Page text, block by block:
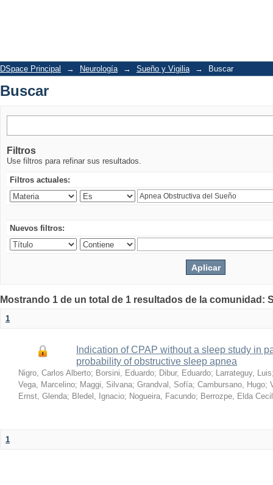
DSpace Principal → Neurología → Sueño y Vigilia → Buscar
Buscar
Filtros
Use filtros para refinar sus resultados.
Filtros actuales:
Nuevos filtros:
Mostrando 1 de un total de 1 resultados de la comunidad:
1
Indication of CPAP without a sleep study in
probability of obstructive sleep apnea
Nigro, Carlos Alberto; Borsini, Eduardo; Dibur, Eduardo; Larrateguy, Luis
Vega, Marcelino; Maggi, Silvana; Grandval, Sofía; Cambursano, Hugo;
Ernst, Glenda; Bledel, Ignacio; Nogueira, Facundo; Berrozpe, Elda
1